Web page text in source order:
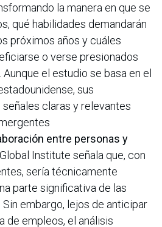
la manera en que se
qué habilidades demandarán
próximos años y cuáles
o verse presionados
el estudio se basa en el
sus
claras y relevantes
entre personas y
Institute señala que, con
sería técnicamente
parte significativa de las
embargo, lejos de anticipar
de empleos, el análisis